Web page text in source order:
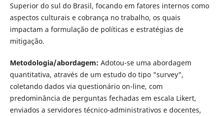
Superior do sul do Brasil, focando em fatores internos como
aspectos culturais e cobrança no trabalho, os quais
impactam a formulação de políticas e estratégias de
mitigação.
Metodologia/abordagem: Adotou-se uma abordagem
quantitativa, através de um estudo do tipo "survey",
coletando dados via questionário on-line, com
predominância de perguntas fechadas em escala Likert,
enviados a servidores técnico-administrativos e docentes,